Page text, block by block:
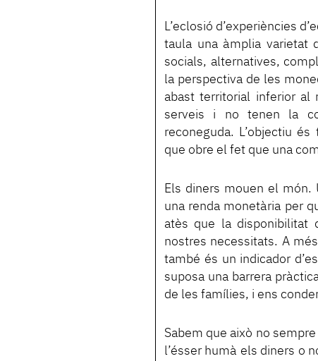
L’eclosió d’experiències
taula una àmplia varietat
socials, alternatives,
la perspectiva de les
abast territorial inferior al
serveis i no tenen la
reconeguda. L’objectiu
que obre el fet que una
Els diners mouen el món.
una renda monetària per
atès que la disponibilitat
nostres necessitats. A
també és un indicador
suposa una barrera
de les famílies, i ens
Sabem que això no
l’ésser humà els diners o